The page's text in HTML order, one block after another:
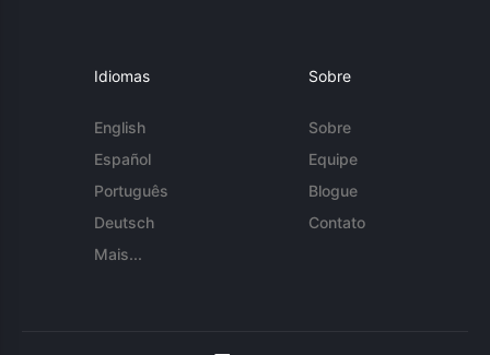
Idiomas
English
Español
Português
Deutsch
Mais...
Sobre
Sobre
Equipe
Blogue
Contato